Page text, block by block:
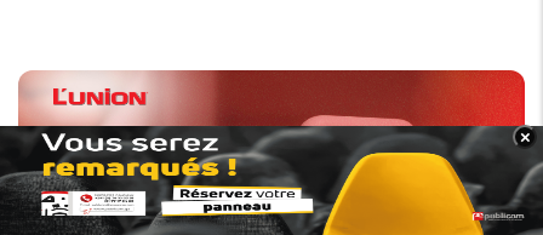
BANNER_BAS
×